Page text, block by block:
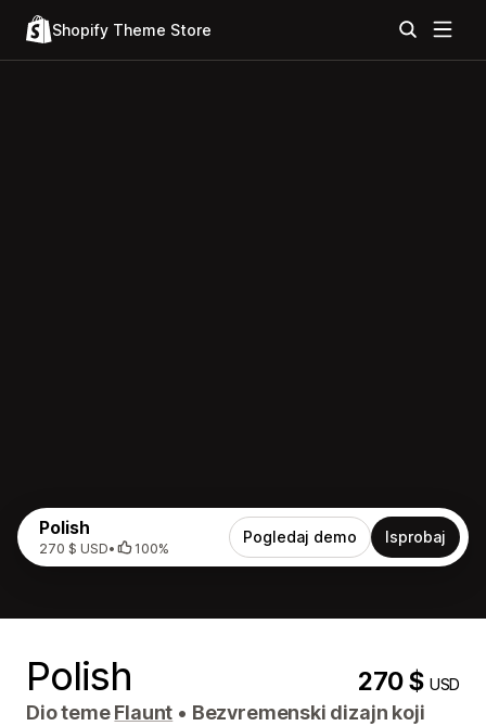
Shopify Theme Store
Polish
270 $ USD• 100%
Pogledaj demo Isprobaj
Polish 270 $USD
Dio temeFlaunt • Bezvremenski dizajn koji